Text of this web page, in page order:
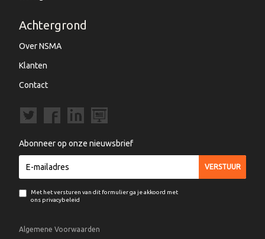
Achtergrond
Over NSMA
Klanten
Contact
Abonneer op onze nieuwsbrief
Met het versturen van dit formulier ga je akkoord met
ons privacybeleid
Algemene Voorwaarden